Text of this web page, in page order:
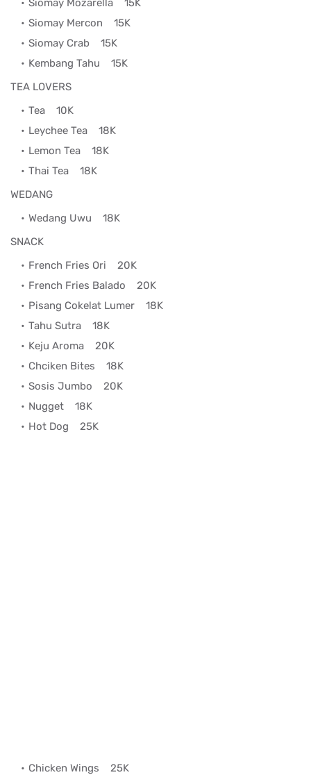
Siomay Mozarella 15K
Siomay Mercon 15K
Siomay Crab 15K
Kembang Tahu 15K
TEA LOVERS
Tea 10K
Leychee Tea 18K
Lemon Tea 18K
Thai Tea 18K
WEDANG
Wedang Uwu 18K
SNACK
French Fries Ori 20K
French Fries Balado 20K
Pisang Cokelat Lumer 18K
Tahu Sutra 18K
Keju Aroma 20K
Chciken Bites 18K
Sosis Jumbo 20K
Nugget 18K
Hot Dog 25K
Chicken Wings 25K